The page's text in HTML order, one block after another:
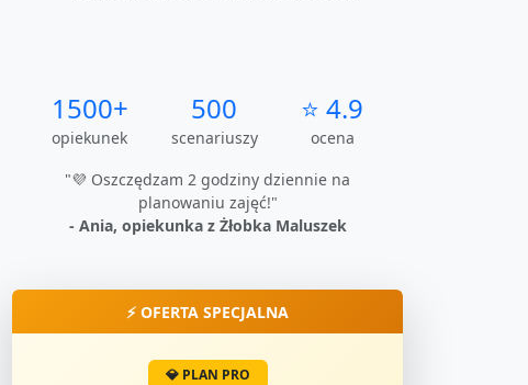
1500+
opiekunek
500
scenariuszy
⭐ 4.9
ocena
"💜 Oszczędzam 2 godziny dziennie na
planowaniu zajęć!"
- Ania, opiekunka z Żłobka Maluszek
⚡ OFERTA SPECJALNA
💎 PLAN PRO